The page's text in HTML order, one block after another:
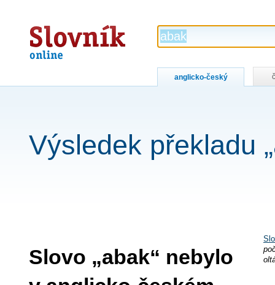
Slovník
online
anglicko-český
Výsledek překladu
Slovo „abak“ nebylo